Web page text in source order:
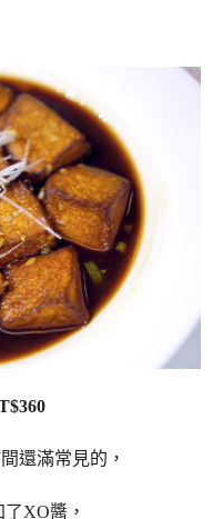
還滿常見的，
XO醬，